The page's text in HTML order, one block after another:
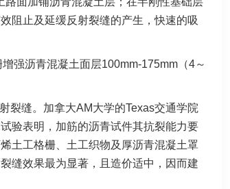
阻止及延缓反射裂缝的产生，快速的吸
强沥青混凝土面层100mm-175mm（4～
裂缝。加拿大AM大学的Texas交通学院
验表明，加筋的沥青试件其抗裂能力要
土工格栅、土工织物及厚沥青混凝土罩
缝效果最为显著，且造价适中，因而建